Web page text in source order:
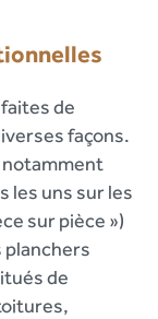
de
façons.
notamment
les uns sur les
sur pièce »)
planchers
de